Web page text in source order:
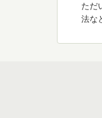
ただ
法な